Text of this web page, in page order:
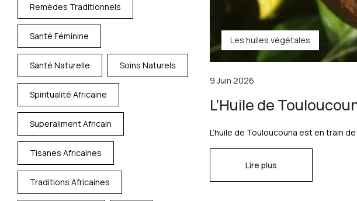
Remèdes Traditionnels
Santé Féminine
Santé Naturelle Soins Naturels
Spiritualité Africaine
Superaliment Africain
Tisanes Africaines
Traditions Africaines
Les huiles végétales
9 Juin 2026
L’Huile de
L’huile de Touloucouna est en train
Lire plus